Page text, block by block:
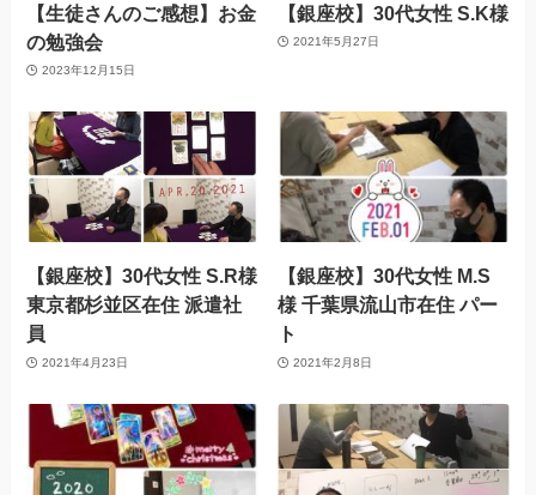
【生徒さんのご感想】お金
の勉強会
2023年12月15日
【銀座校】30代女性 S.K様
2021年5月27日
【銀座校】30代女性 S.R様
東京都杉並区在住 派遣社
員
2021年4月23日
【銀座校】30代女性 M.S
様 千葉県流山市在住 パー
ト
2021年2月8日